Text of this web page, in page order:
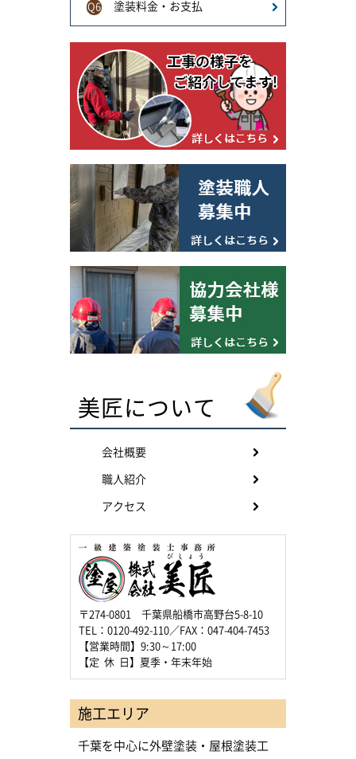
Q6 塗装料金・お支払
美匠について
会社概要
職人紹介
アクセス
〒274-0801 千葉県船橋市高野台5-8-10
TEL：0120-492-110／FAX：047-404-7453
【営業時間】9:30～17:00
【定 休 日】夏季・年末年始
施工エリア
千葉を中心に外壁塗装・屋根塗装工